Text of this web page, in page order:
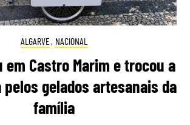
ALGARVE, NACIONAL
em Castro Marim e trocou a
gelados artesanais da
família